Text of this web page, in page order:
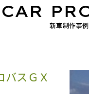
新車制作事例
スＧＸ